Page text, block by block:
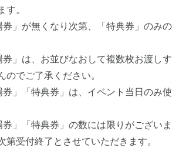
。
」が無くなり次第、「特典券」のみの
」は、お並びなおして複数枚お渡しす
のでご了承ください。
」「特典券」は、イベント当日のみ使
」「特典券」の数には限りがございま
第受付終了とさせていただきます。